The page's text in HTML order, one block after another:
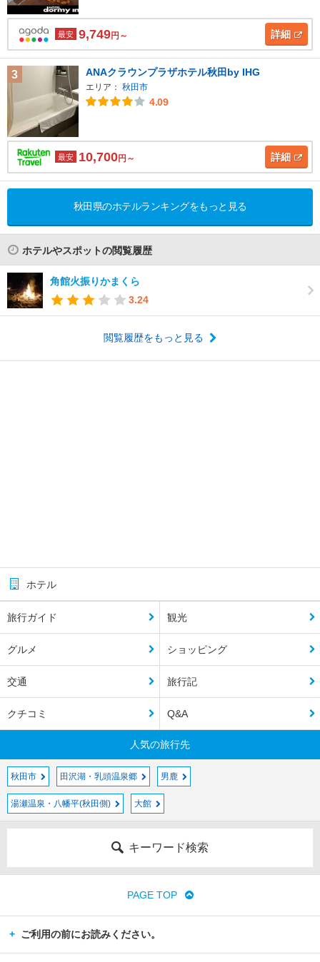
最安 9,749円～ 詳細
3 ANAクラウンプラザホテル秋田by IHG
エリア： 秋田市
4.09
最安 10,700円～ 詳細
秋田県のホテルランキングをもっと見る
ホテルやスポットの閲覧履歴
角館火振りかまくら
3.24
閲覧履歴をもっと見る
ホテル
旅行ガイド 観光
グルメ ショッピング
交通 旅行記
クチコミ Q&A
人気の旅行先
秋田市 田沢湖・乳頭温泉郷 男鹿
湯瀬温泉・八幡平(秋田側) 大館
キーワード検索
PAGE TOP
ご利用の前にお読みください。